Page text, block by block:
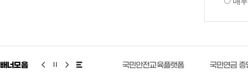
배너모음국민안전교육플랫폼 국민연금 증명서 무인민원 발급 안내